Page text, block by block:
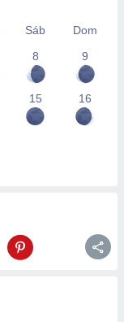
Sáb
Dom
8 9
15 16